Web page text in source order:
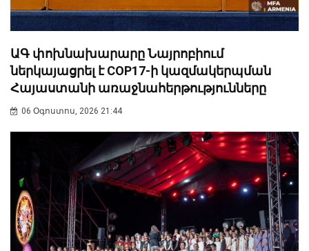
ԱԳ փոխնախարարը Նայրոբիում
ներկայացրել է COP17-ի կազմակերպման
Հայաստանի առաջնահերթությունները
06 Օգոստոս, 2026 21:44